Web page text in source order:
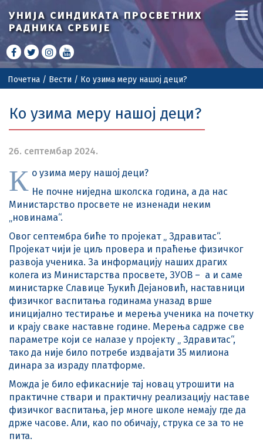
УНИЈА СИНДИКАТАПРОСВЕТНИХ
РАДНИКА СРБИЈЕ
Почетна / Вести / Ко узима меру нашој деци?
Ко узима меру нашој деци?
26. септембар 2024.
К о узима меру нашој деци?
Не почне ниједна школска година, а да нас
Министарство просвете не изненади неким
„новинама“.
Овог септембра биће то пројекат „ Здравитас“.
Пројекат чији је циљ провера и праћење физичког
развоја ученика. За информацију наших драгих
колега из Министарства просвете, ЗУОВ – а и саме
министарке Славице Ђукић Дејановић, наставници
физичког васпитања годинама уназад врше
иницијално тестирање и мерења ученика на почетку
и крају сваке наставне године. Мерења садрже све
параметре који се налазе у пројекту „ Здравитас“,
тако да није било потребе издвајати 35 милиона
динара за израду платформе.
Можда је било ефикасније тај новац утрошити на
практичне ствари и практичну реализацију наставе
физичког васпитања, јер многе школе немају где да
држе часове. Али, као по обичају, струка се за то не
пита.